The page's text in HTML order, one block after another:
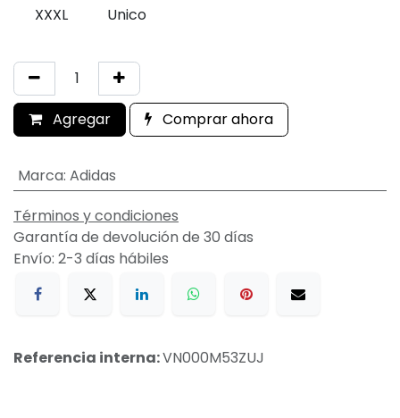
XXXL Unico
Agregar Comprar ahora
Marca: Adidas
Términos y condiciones
Garantía de devolución de 30 días
Envío: 2-3 días hábiles
Referencia interna:VN000M53ZUJ